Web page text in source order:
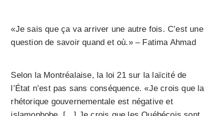
«Je sais que ça va arriver une autre fois. C’est une
question de savoir quand et où.» – Fatima Ahmad
Selon la Montréalaise, la loi 21 sur la laïcité de
l’État n’est pas sans conséquence. «Je crois que la
rhétorique gouvernementale est négative et